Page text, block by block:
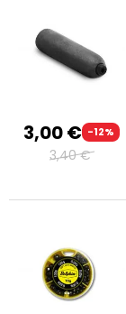
3,00 € -12%
3,40 €